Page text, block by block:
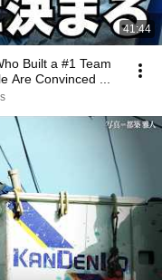
41:44
Built a #1 Team
Are Convinced ...